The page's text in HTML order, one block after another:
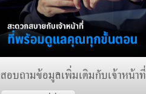
สอบถามข้อมูลเพิ่มเติมกับเจ้าหน้าที่